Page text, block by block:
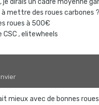
je dirais un cadre moyenne
à mettre des roues carbones ?
roues à 500€
CSC , elitewheels
mieux avec de bonnes